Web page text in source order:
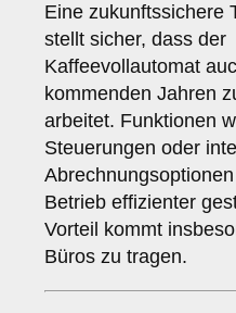
Eine zukunftssichere
stellt sicher, dass der
Kaffeevollautomat
kommenden Jahren
arbeitet. Funktionen
Steuerungen oder
Betrieb effizienter
Vorteil kommt
Büros zu tragen.